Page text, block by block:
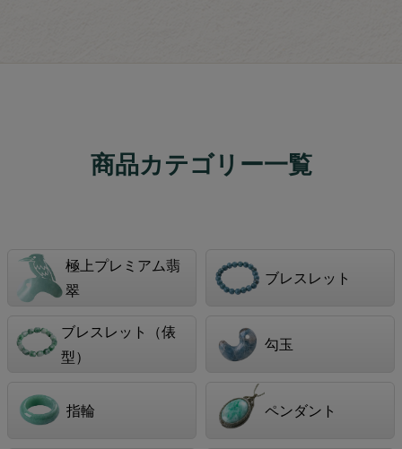
商品カテゴリー一覧
極上プレミアム翡
翠
ブレスレット
ブレスレット（俵
型）
勾玉
指輪 ペンダント